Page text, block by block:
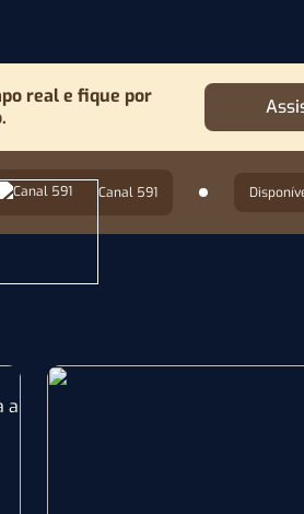
real e fique por
Canal 591